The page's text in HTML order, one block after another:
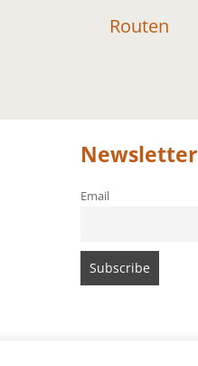
Routen
Newsletter
Email